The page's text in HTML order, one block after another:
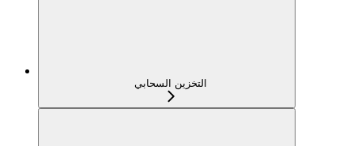
التخزين السحابي